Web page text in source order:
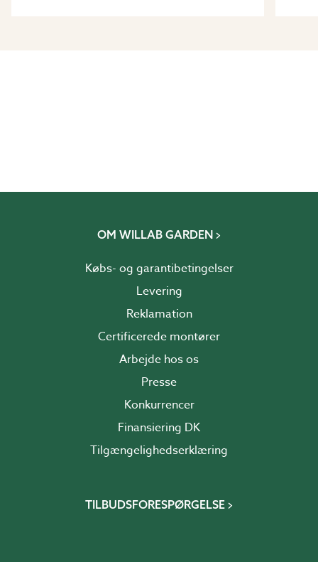
OM WILLAB GARDEN
Købs- og garantibetingelser
Levering
Reklamation
Certificerede montører
Arbejde hos os
Presse
Konkurrencer
Finansiering DK
Tilgængelighedserklæring
TILBUDSFORESPØRGELSE